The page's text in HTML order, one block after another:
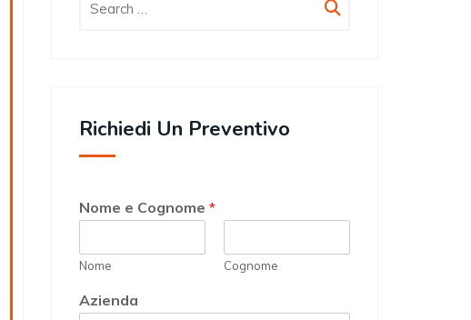
Richiedi Un Preventivo
Nome e Cognome *
Nome Cognome
Azienda